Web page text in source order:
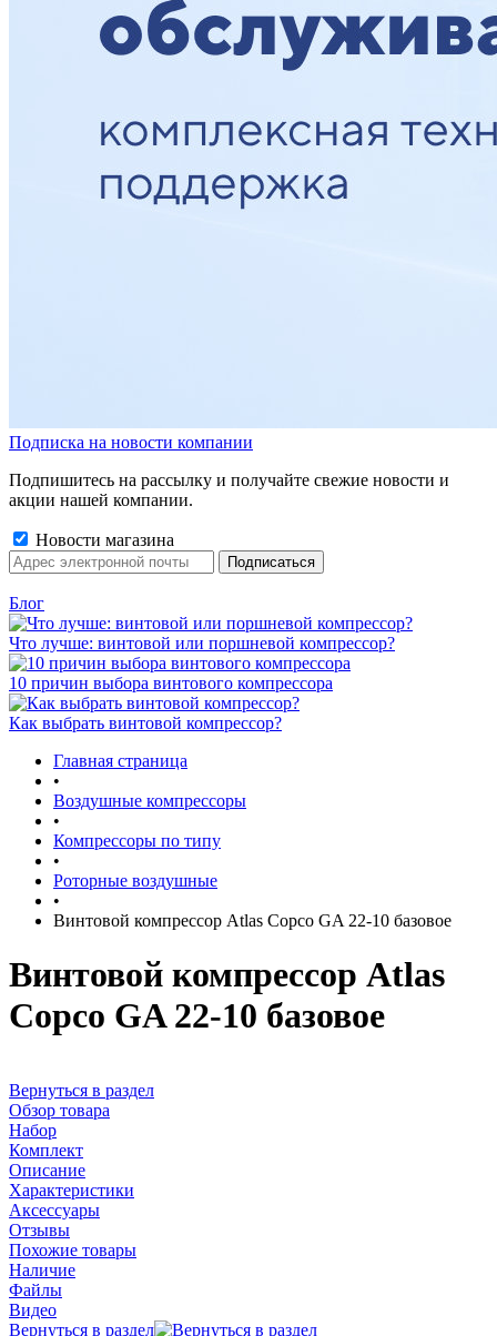
Подписка на новости компании
Подпишитесь на рассылку и получайте свежие новости и
акции нашей компании.
Новости магазина
Блог
Что лучше: винтовой или поршневой компрессор?
10 причин выбора винтового компрессора
Как выбрать винтовой компрессор?
Главная страница
•
Воздушные компрессоры
•
Компрессоры по типу
•
Роторные воздушные
•
Винтовой компрессор Atlas Copco GA 22-10 базовое
Винтовой компрессор Atlas
Copco GA 22-10 базовое
Вернуться в раздел
Обзор товара
Набор
Комплект
Описание
Характеристики
Аксессуары
Отзывы
Похожие товары
Наличие
Файлы
Видео
Вернуться в раздел